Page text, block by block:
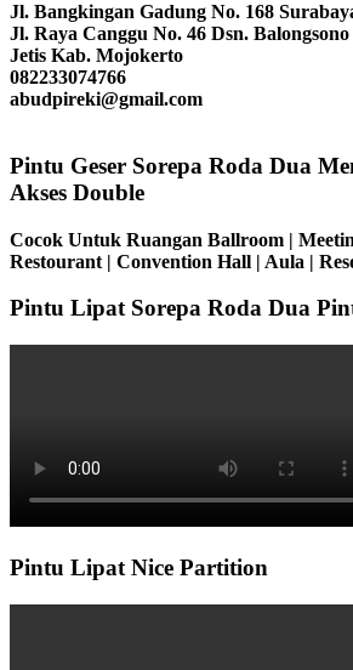
Jl. Bangkingan Gadung No. 168
Jl. Raya Canggu No. 46 Dsn.
Jetis Kab. Mojokerto
082233074766
abudpireki@gmail.com
Pintu Geser Sorepa Roda Dua
Akses Double
Cocok Untuk Ruangan Ballroom |
Restourant | Convention Hall | Aula |
Pintu Lipat Sorepa Roda Dua
Pintu Lipat Nice Partition